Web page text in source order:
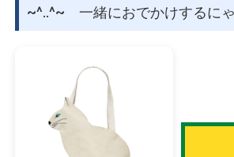
~^..^~ 一緒におでかけするに